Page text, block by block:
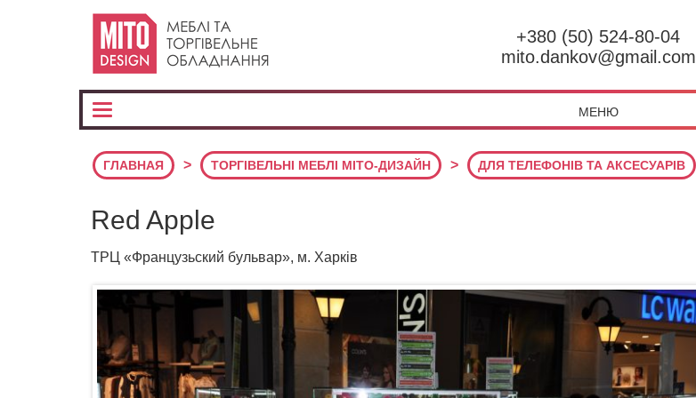
+380 (50) 524-80-04
mito.dankov@gmail.com
МЕНЮ
ГЛАВНАЯ > ТОРГІВЕЛЬНІ МЕБЛІ МІТО-ДИЗАЙН > ДЛЯ ТЕЛЕФОНІВ ТА АКСЕСУАРІВ
Red Apple
ТРЦ «Французьский бульвар», м. Харків